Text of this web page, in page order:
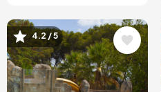
Bild4.2 / 5